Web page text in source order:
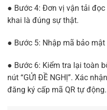
● Bước 4: Đơn vị vận tải
khai là đúng sự thật.
● Bước 5: Nhập mã bảo mật
● Bước 6: Kiểm tra lại toàn
nút “GỬI ĐỀ NGHỊ”. Xác
đăng ký cấp mã QR tự động.